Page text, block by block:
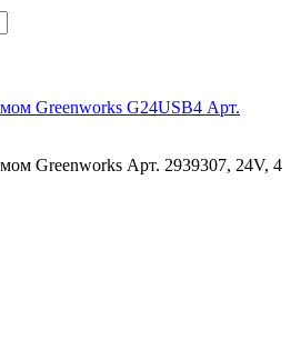
Greenworks G24USB4 Арт.
Greenworks Арт. 2939307, 24V, 4